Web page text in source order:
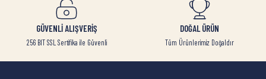
GÜVENLİ ALIŞVERİŞ
256 BIT SSL Sertifika ile Güvenli
DOĞAL ÜRÜN
Tüm Ürünlerimiz Doğaldır